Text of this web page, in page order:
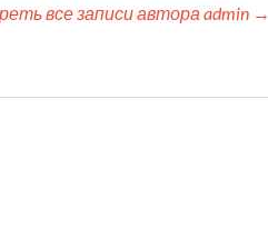
все записи автора admin →